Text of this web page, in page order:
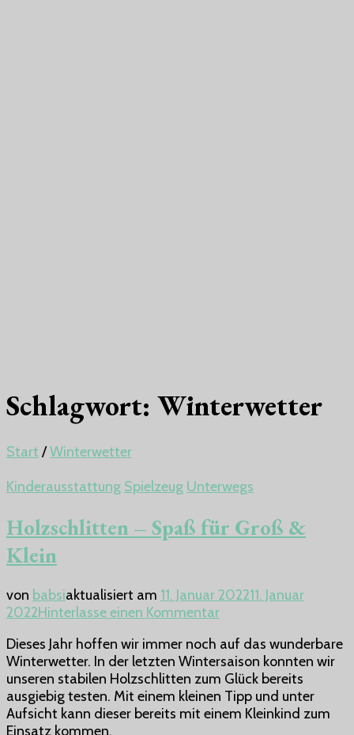
Schlagwort: Winterwetter
Start /Winterwetter
Kinderausstattung Spielzeug Unterwegs
Holzschlitten – Spaß für Groß &
Klein
von babsiaktualisiert am 11. Januar 202211. Januar
2022Hinterlasse einen Kommentarzu
–
Spaß
für
Groß
&
Dieses Jahr hoffen wir immer noch auf das wunderbare
Winterwetter. In der letzten Wintersaison konnten wir
unseren stabilen Holzschlitten zum Glück bereits
ausgiebig testen. Mit einem kleinen Tipp und unter
Aufsicht kann dieser bereits mit einem Kleinkind zum
Einsatz kommen.